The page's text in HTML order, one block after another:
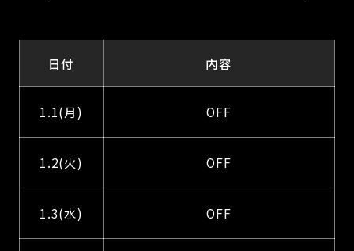
日付 内容
1.1(月) OFF
1.2(火) OFF
1.3(水) OFF